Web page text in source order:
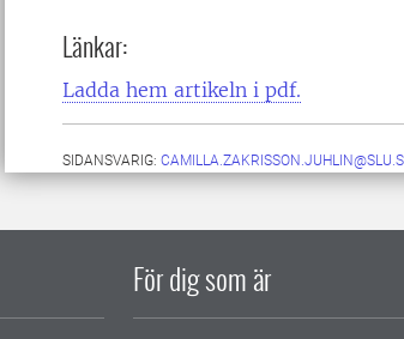
Länkar:
Ladda hem artikeln i pdf.
SIDANSVARIG:
För dig som är